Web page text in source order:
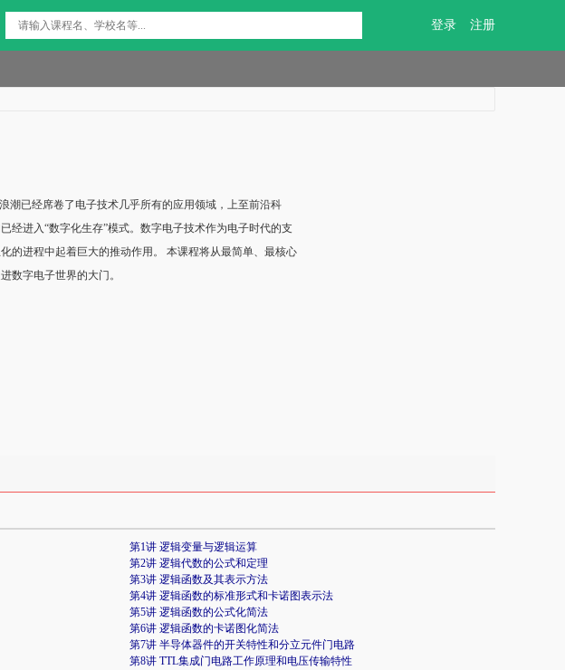
登录 注册
潮已经席卷了电子技术几乎所有的应用领域，上至前沿科
经进入“数字化生存”模式。数字电子技术作为电子时代的支
的进程中起着巨大的推动作用。 本课程将从最简单、最核心
数字电子世界的大门。
第1讲 逻辑变量与逻辑运算
第2讲 逻辑代数的公式和定理
第3讲 逻辑函数及其表示方法
第4讲 逻辑函数的标准形式和卡诺图表示法
第5讲 逻辑函数的公式化简法
第6讲 逻辑函数的卡诺图化简法
第7讲 半导体器件的开关特性和分立元件门电路
第8讲 TTL集成门电路工作原理和电压传输特性